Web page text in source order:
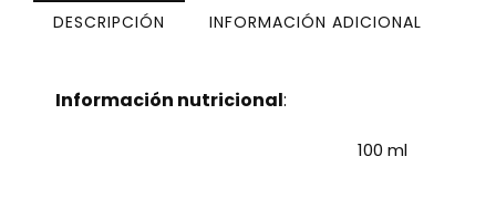
DESCRIPCIÓN INFORMACIÓN ADICIONAL
Información nutricional:
100 ml